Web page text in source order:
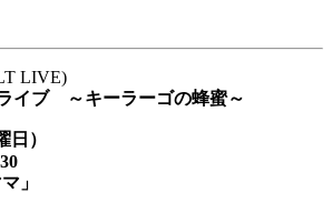
LIVE)
イブ ～キーラーゴの蜂蜜～
日）
」